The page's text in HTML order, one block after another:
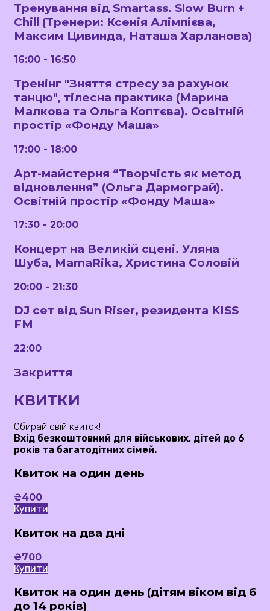
Тренування від Smartass. Slow Burn +
Chill (Тренери: Ксенія Алімпієва,
Максим Цивинда, Наташа Харланова)
16:00 - 16:50
Тренінг "Зняття стресу за рахунок
танцю", тілесна практика (Марина
Малкова та Ольга Коптєва). Освітній
простір «Фонду Маша»
17:00 - 18:00
Арт-майстерня “Творчість як метод
відновлення” (Ольга Дармограй).
Освітній простір «Фонду Маша»
17:30 - 20:00
Концерт на Великій сцені. Уляна
Шуба, MamaRika, Христина Соловій
20:00 - 21:30
DJ сет від Sun Riser, резидента KISS
FM
22:00
Закриття
КВИТКИ
Обирай свій квиток!
Вхід безкоштовний для військових, дітей до 6
років та багатодітних сімей.
Квиток на один день
₴400
Купити
Квиток на два дні
₴700
Купити
Квиток на один день (дітям віком від 6
до 14 років)